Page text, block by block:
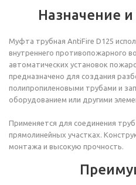
Назначение
Муфта трубная AntiFire D125
внутреннего противопожарного
автоматических установок
предназначено для создания
полипропиленовыми трубами и
оборудованием или другими
Применяется для соединения
прямолинейных участках.
монтажа и высокую прочность.